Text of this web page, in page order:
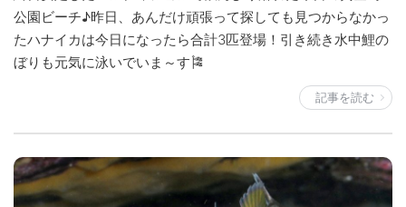
公園ビーチ♪昨日、あんだけ頑張って探しても見つからなかっ
たハナイカは今日になったら合計3匹登場！引き続き水中鯉の
ぼりも元気に泳いでいま～す🎏
記事を読む